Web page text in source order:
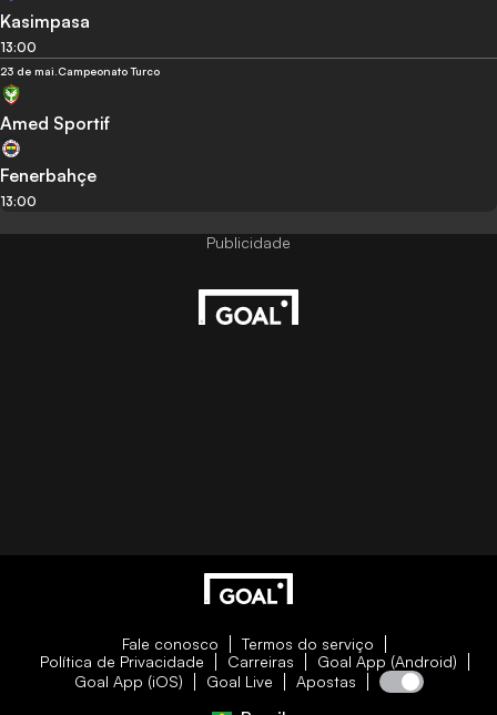
Kasimpasa
13:00
23 de mai.Campeonato Turco
Amed Sportif
Fenerbahçe
13:00
Fale conosco
Termos do serviço
Política de Privacidade
Carreiras
Goal App (Android)
Goal App (iOS)
Goal Live Apostas